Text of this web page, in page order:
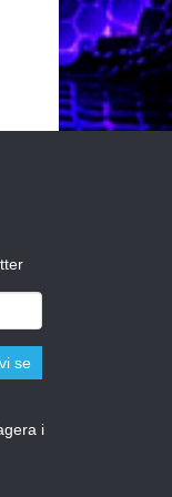
se
i